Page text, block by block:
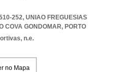
252, UNIAO FREGUESIAS
COVA GONDOMAR, PORTO
n.e.
no Mapa